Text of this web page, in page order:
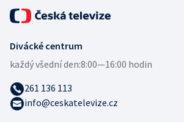
Divácké centrum
každý všední den:8:00—16:00 hodin
261 136 113
info@ceskatelevize.cz